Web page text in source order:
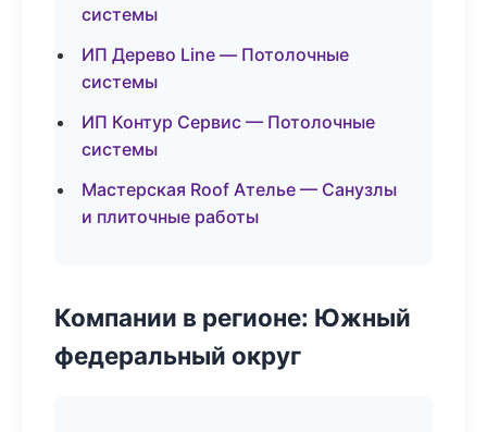
системы
ИП Дерево Line — Потолочные
системы
ИП Контур Сервис — Потолочные
системы
Мастерская Roof Ателье — Санузлы
и плиточные работы
Компании в регионе: Южный
федеральный округ